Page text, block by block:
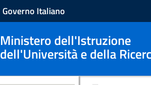
Governo Italiano
Ministero dell'Istruzione
dell'Università e della